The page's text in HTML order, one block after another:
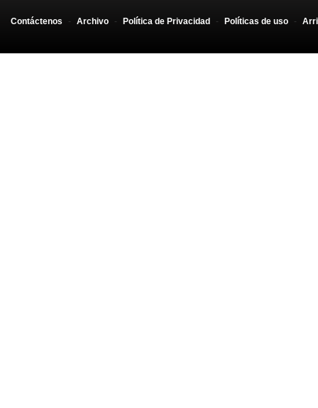
Contáctenos - Archivo - Política de Privacidad - Políticas de uso -